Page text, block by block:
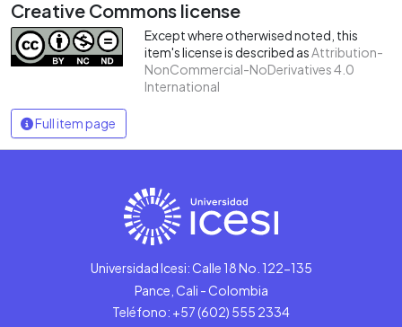
Creative Commons license
Except where otherwised noted, this
item's license is described asAttribution-
NonCommercial-NoDerivatives 4.0
International
Full item page
Universidad Icesi: Calle 18 No. 122-135
Pance, Cali - Colombia
Teléfono: +57 (602) 555 2334